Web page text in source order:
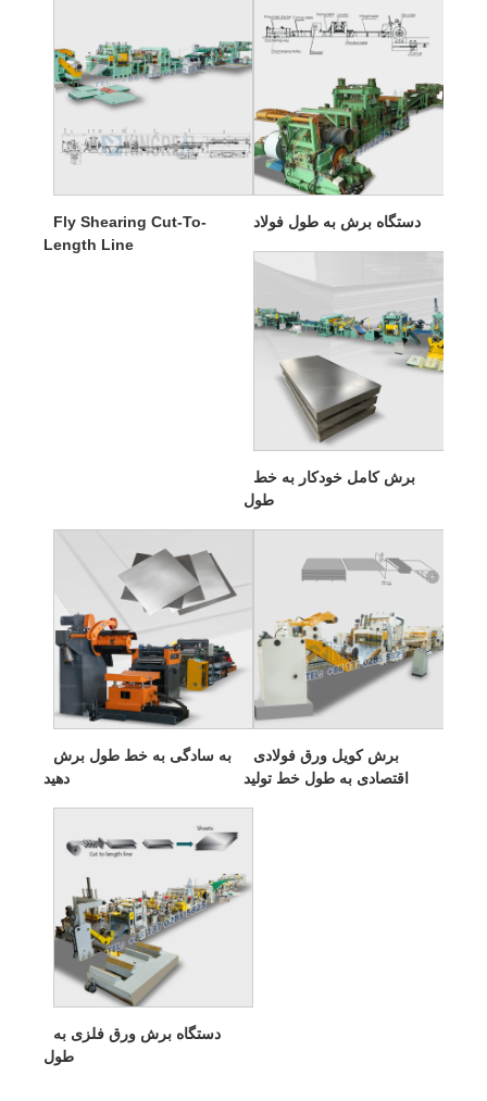
Fly Shearing Cut-To-
Length Line
دستگاه برش به طول فولاد
برش کامل خودکار به خط
طول
به سادگی به خط طول برش
دهید
برش کویل ورق فولادی
اقتصادی به طول خط تولید
دستگاه برش ورق فلزی به
طول